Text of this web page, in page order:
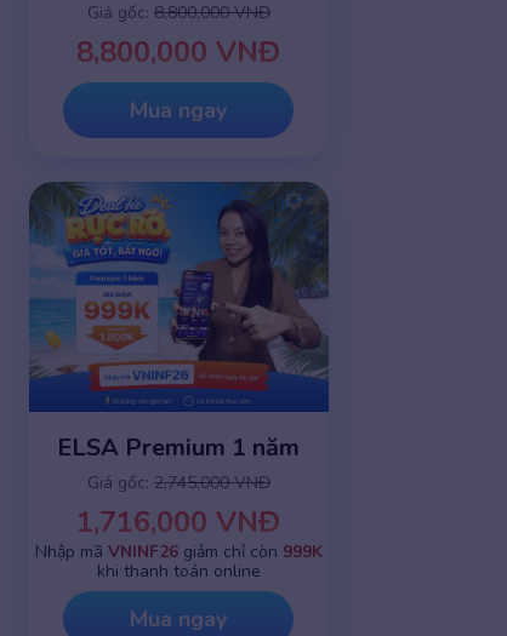
Giá gốc: 8,800,000 VNĐ
8,800,000 VNĐ
Mua ngay
ELSA Premium 1 năm
Giá gốc: 2,745,000 VNĐ
1,716,000 VNĐ
Nhập mã VNINF26giảm chỉ còn 999K
khi thanh toán online
Mua ngay